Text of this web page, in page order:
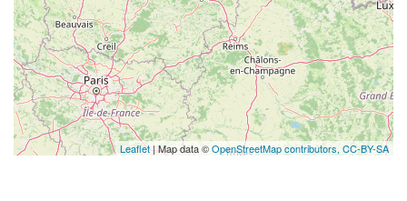
Leaflet| Map data ©OpenStreetMap contributors, CC-BY-SA